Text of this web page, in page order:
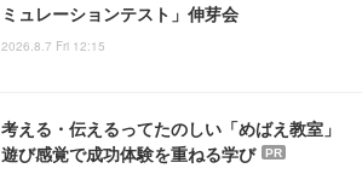
ミュレーションテスト」伸芽会
2026.8.7 Fri 12:15
考える・伝えるってたのしい「めばえ教室」
遊び感覚で成功体験を重ねる学び
PR